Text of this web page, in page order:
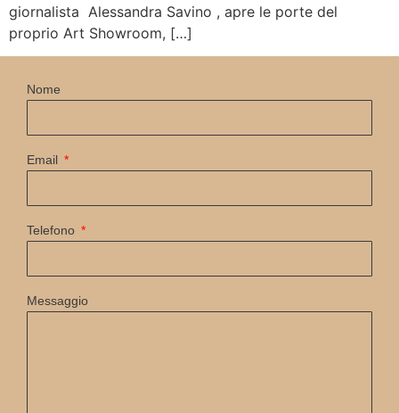
giornalista Alessandra Savino , apre le porte del
proprio Art Showroom, […]
Nome
Email
Telefono
Messaggio